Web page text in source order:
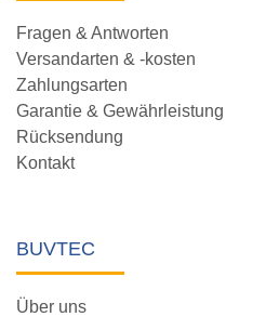
Fragen & Antworten
Versandarten & -kosten
Zahlungsarten
Garantie & Gewährleistung
Rücksendung
Kontakt
BUVTEC
Über uns